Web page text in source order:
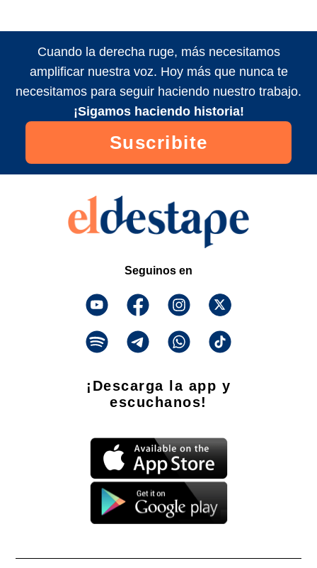
Cuando la derecha ruge, más necesitamos
amplificar nuestra voz. Hoy más que nunca te
necesitamos para seguir haciendo nuestro trabajo.
¡Sigamos haciendo historia!
Suscribite
Seguinos en
¡Descarga la app y
escuchanos!